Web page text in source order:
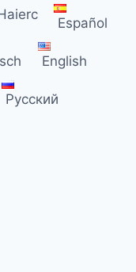
Español
English
Русский